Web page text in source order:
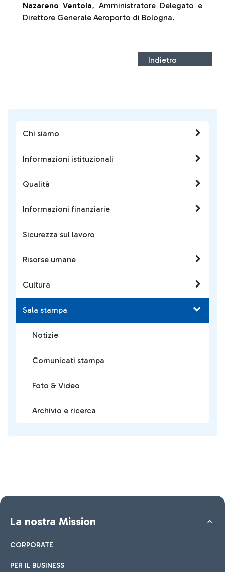
Chi siamo
Informazioni istituzionali
Qualità
Informazioni finanziarie
Sicurezza sul lavoro
Risorse umane
Cultura
Sala stampa
Notizie
Comunicati stampa
Foto & Video
Archivio e ricerca
Nazareno Ventola, Amministratore Delegato e
Direttore Generale Aeroporto di Bologna.
Indietro
La nostra Mission
CORPORATE
PER IL BUSINESS